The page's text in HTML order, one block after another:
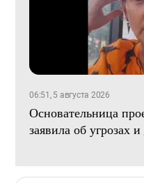
06:51, 5 августа 2026
Основательница
заявила об угрозах